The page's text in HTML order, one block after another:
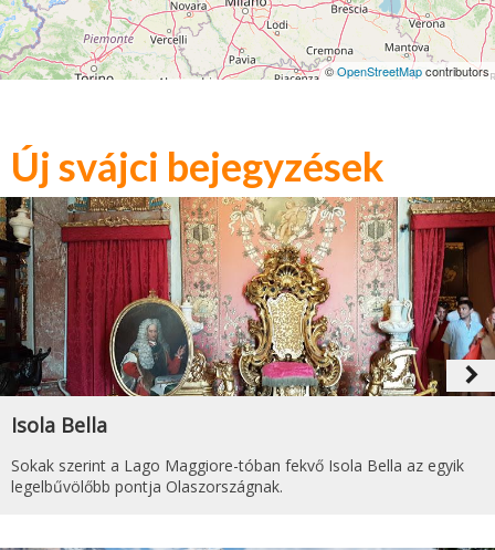
©OpenStreetMapcontributors
Új svájci bejegyzések
navigate_next
Isola Bella
Sokak szerint a Lago Maggiore-tóban fekvő Isola Bella az egyik
legelbűvölőbb pontja Olaszországnak.